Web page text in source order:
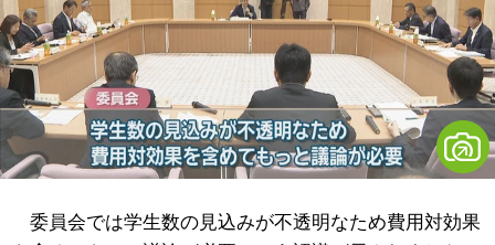
委員会では学生数の見込みが不透明なため費用対効果